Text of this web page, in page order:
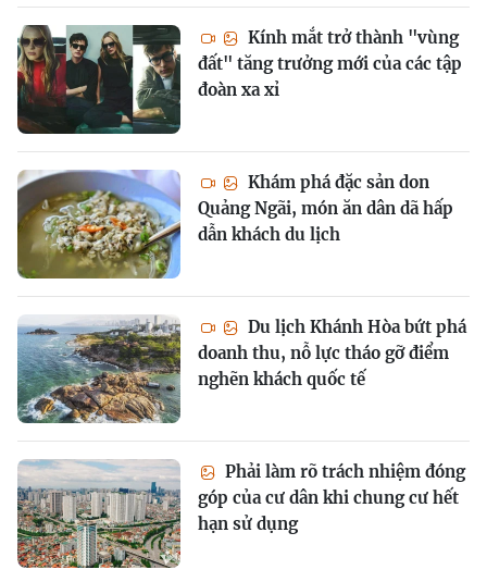
Kính mắt trở thành "vùng
đất" tăng trưởng mới của các tập
đoàn xa xỉ
Khám phá đặc sản don
Quảng Ngãi, món ăn dân dã hấp
dẫn khách du lịch
Du lịch Khánh Hòa bứt phá
doanh thu, nỗ lực tháo gỡ điểm
nghẽn khách quốc tế
Phải làm rõ trách nhiệm đóng
góp của cư dân khi chung cư hết
hạn sử dụng